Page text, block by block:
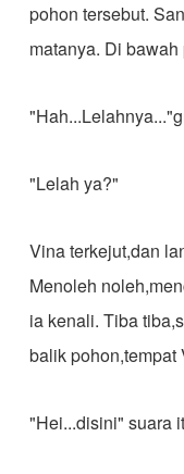
pohon tersebut.
matanya. Di
"Lelah ya?"
Vina terkejut,dan
Menoleh
ia kenali. Tiba
balik pohon,tempat
"Hei...disini" suara